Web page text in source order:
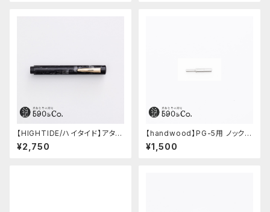
【HIGHTIDE/ハイタイド】アタシ
ェ マーブル万年筆 (ブラック)
¥2,750
【handwood】PG-5用 ノックボ
タン (超々ジュラルミン)
¥1,500